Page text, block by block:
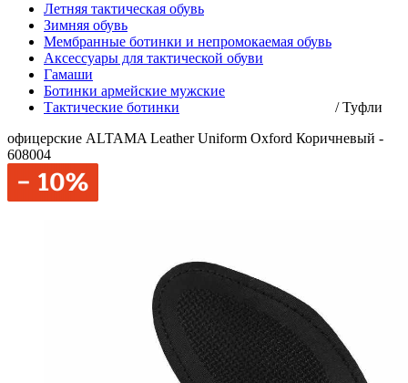
Летняя тактическая обувь
Зимняя обувь
Мембранные ботинки и непромокаемая обувь
Аксессуары для тактической обуви
Гамаши
Ботинки армейские мужские
Тактические ботинки
/Туфли
офицерские ALTAMA Leather Uniform Oxford Коричневый -
608004